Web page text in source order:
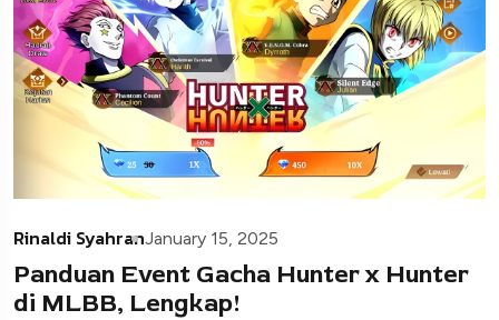
Rinaldi SyahranJanuary 15, 2025
Panduan Event Gacha Hunter x Hunter
di MLBB, Lengkap!